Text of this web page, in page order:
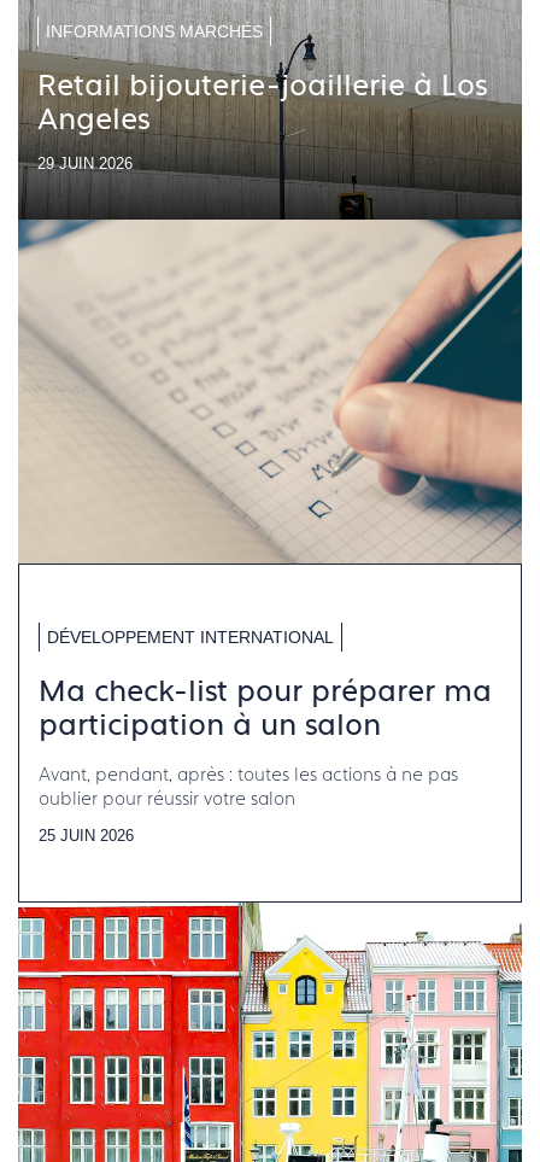
INFORMATIONS MARCHÉS
Retail bijouterie-joaillerie à Los
Angeles
29 JUIN 2026
DÉVELOPPEMENT INTERNATIONAL
Ma check-list pour préparer ma
participation à un salon
Avant, pendant, après : toutes les actions à ne pas
oublier pour réussir votre salon
25 JUIN 2026